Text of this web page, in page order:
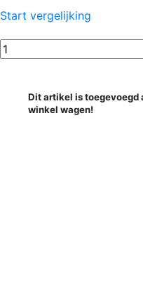
Start vergelijking
Dit artikel is toegevoegd
winkel wagen!